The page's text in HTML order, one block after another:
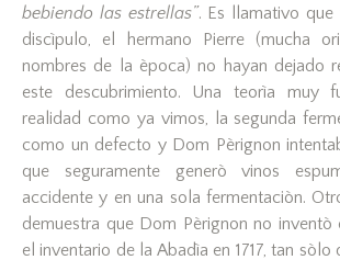
bebiendo las estrellas”. Es llamativo
discìpulo, el hermano Pierre (mucha
nombres de la època) no hayan dejado
este descubrimiento. Una teorìa muy
realidad como ya vimos, la segunda
como un defecto y Dom Pèrignon
que seguramente generò vinos
accidente y en una sola fermentaciòn.
demuestra que Dom Pèrignon no inventò
el inventario de la Abadìa en 1717, tan sòlo